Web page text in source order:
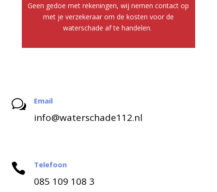
Geen gedoe met rekeningen, wij nemen contact op
met je verzekeraar om de kosten voor de
waterschade af te handelen.
w Email
info@waterschade112.nl
 Telefoon
085 109 108 3